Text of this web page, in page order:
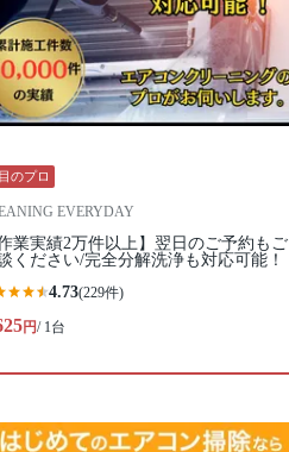
装カバー / フィン（熱交
/ ドレンパン / 作業場所
家庭用タイプは共通料金
ションを含む場合があ
のプロ
EVERYDAY
作業実績2万件以上】翌日のご予約もご
ください/完全分解洗浄も対応可能！
4.73(229件)
円/ 1台